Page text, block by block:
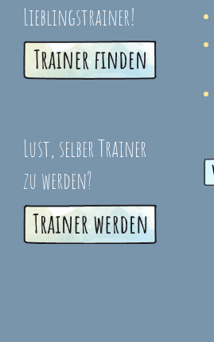
Lieblingstrainer!
Lust, selber Trainer
zu werden?